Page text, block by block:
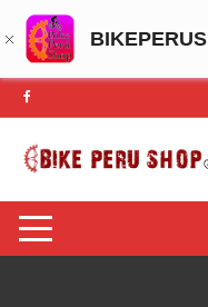
Saltar
al
contenido